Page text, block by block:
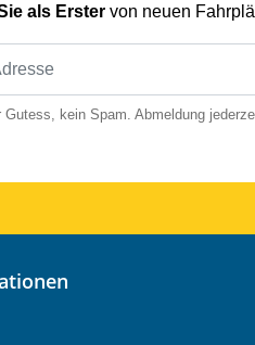
als Erster von neuen
Gutess, kein Spam. Abmeldung